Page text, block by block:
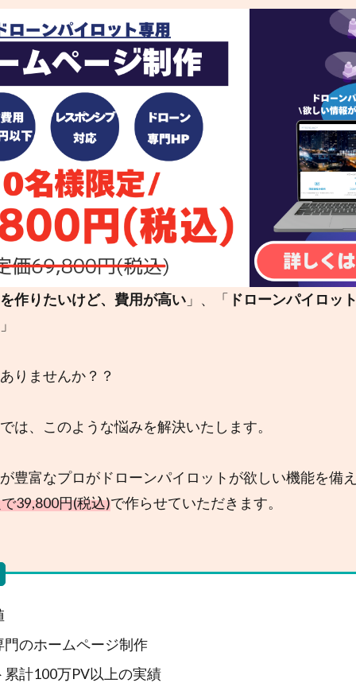
作りたいけど、費用が高い 」、「 ドローンパイロッ
」
りませんか？？
は、このような悩みを解決いたします。
豊富なプロがドローンパイロットが欲しい機能を備
39,800円(税込)で作らせていただきます。
門のホームページ制作
計100万PV以上の実績